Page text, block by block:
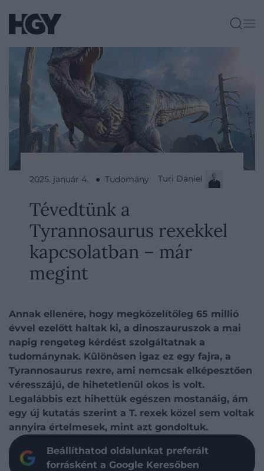
2025. január 4. ● Tudomány Turi Dániel
Tévedtünk a
Tyrannosaurus rexekkel
kapcsolatban – már
megint
Annak ellenére, hogy megközelítőleg 65 millió
évvel ezelőtt haltak ki, a dinoszauruszok a mai
napig rengeteg kérdést szolgáltatnak a
tudománynak. Különösen igaz ez egy fajra, a
Tyrannosaurus rexre, ami nemcsak elképesztően
véresszájú, de hihetetlenül okos is volt.
Legalábbis ezt hihettük egészen mostanáig, ám
egy új kutatás szerint a T. rexek közel sem voltak
annyira értelmesek, mint azt gondoltuk.
Beállíthatod oldalunkat preferált
forrásként a Google Keresőben